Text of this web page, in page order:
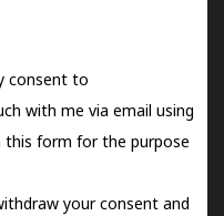
consent to
with me via email using
form for the purpose
your consent and